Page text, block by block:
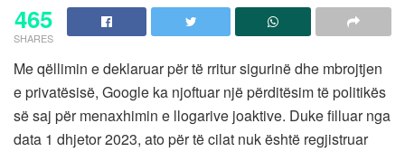
465
SHARES
Me qëllimin e deklaruar për të rritur sigurinë dhe mbrojtjen
e privatësisë, Google ka njoftuar një përditësim të politikës
së saj për menaxhimin e llogarive joaktive. Duke filluar nga
data 1 dhjetor 2023, ato për të cilat nuk është regjistruar